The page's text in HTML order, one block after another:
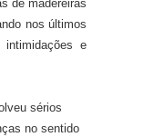
de madereiras
nos últimos
e
sérios
no sentido